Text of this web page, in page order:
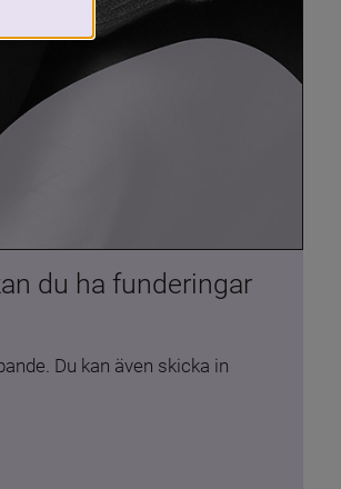
du ha funderingar
Du kan även skicka in